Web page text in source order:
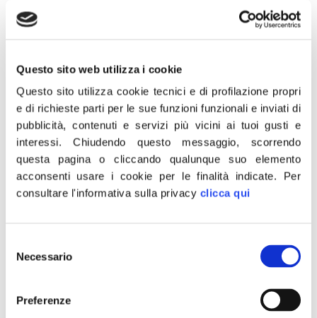
Questo sito web utilizza i cookie
Questo sito utilizza cookie tecnici e di profilazione propri
e di richieste parti per le sue funzioni funzionali e inviati di
pubblicità, contenuti e servizi più vicini ai tuoi gusti e
interessi.Chiudendo questo messaggio, scorrendo
questa pagina o cliccando qualunque suo elemento
acconsenti usare i cookie per le finalità indicate. Per
consultare l'informativa sulla privacy clicca qui
delNecessario
Preferenze
Mattarella per aver promulgato la legge istitutiva della
dei controlli e del ‘condizionamento politico’ del sistema
stesso. Crediamo, infatti, che […]
Unindustria-Roma,
Rampelli: La capitale
sprofonda e gli industriali
scappano
hanno superato il punto di non ritorno. Se non si
prendono provvedimenti, Roma rischia di trasformarsi in
una città fantasma governata da zombi. Fa bene quindi
Unindustria a sottolineare il disinteresse del sindaco